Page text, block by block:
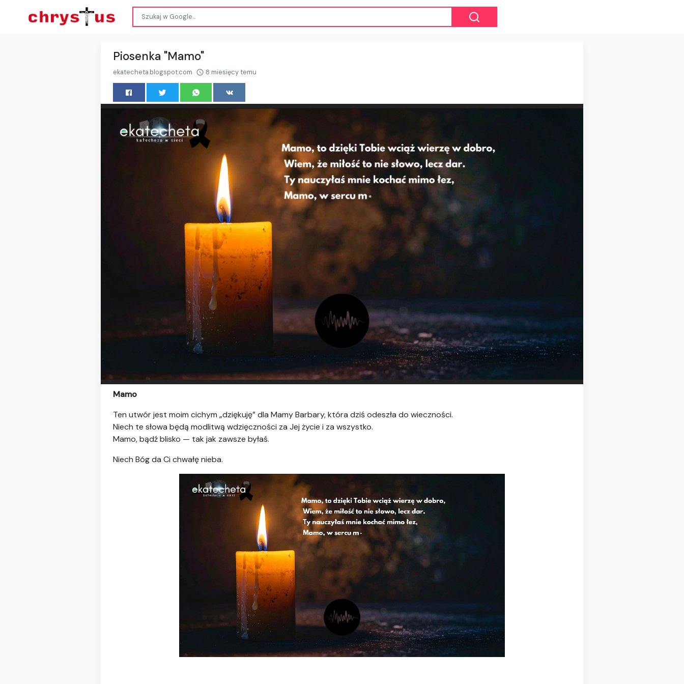
Piosenka "Mamo"
ekatecheta.blogspot.com 8 miesięcy temu
Mamo
Ten utwór jest moim cichym „dziękuję” dla Mamy Barbary, która dziś odeszła do wieczności.
Niech te słowa będą modlitwą wdzięczności za Jej życie i za wszystko.
Mamo, bądź blisko — tak jak zawsze byłaś.
Niech Bóg da Ci chwałę nieba.